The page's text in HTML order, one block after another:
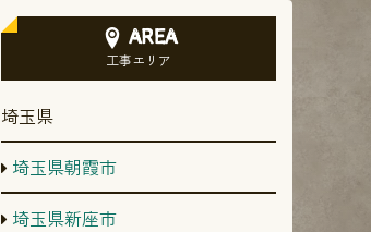
AREA
工事エリア
埼玉県
埼玉県朝霞市
埼玉県新座市